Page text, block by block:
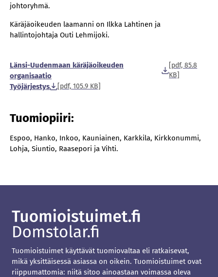
johtoryhmä.
Käräjäoikeuden laamanni on Ilkka Lahtinen ja
hallintojohtaja Outi Lehmijoki.
Länsi-Uudenmaan käräjäoikeuden
organisaatio
[pdf, 85.8
KB]
Työjärjestys [pdf, 105.9 KB]
Tuomiopiiri:
Espoo, Hanko, Inkoo, Kauniainen, Karkkila, Kirkkonummi,
Lohja, Siuntio, Raasepori ja Vihti.
Tuomioistuimet käyttävät tuomiovaltaa eli ratkaisevat,
mikä yksittäisessä asiassa on oikein. Tuomioistuimet ovat
riippumattomia: niitä sitoo ainoastaan voimassa oleva